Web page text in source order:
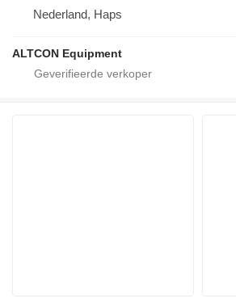
Nederland, Haps
ALTCON Equipment